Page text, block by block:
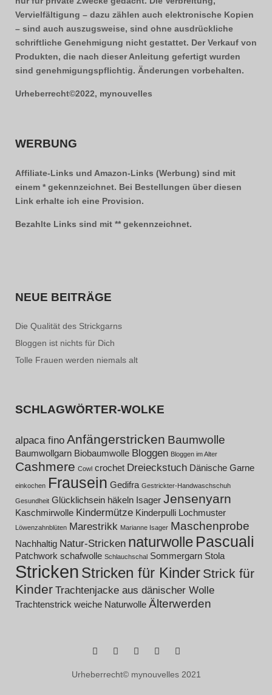
Vervielfältigung – dazu zählen auch elektronische Kopien
– sind auch auszugsweise, sind ohne ausdrückliche
schriftliche Genehmigung nicht gestattet. Der Verkauf von
Produkten, die nach dieser Anleitung gefertigt wurden
sind genehmigungspflichtig. Änderungen vorbehalten.
Urheberrecht©2022, mynouvelles
WERBUNG
Affiliate-Links und Amazon-Links (Werbung) sind mit
einem * gekennzeichnet. Bei Bestellungen über diesen
Link erhalte ich eine Provision.
Bezahlte Links sind mit ** gekennzeichnet.
NEUE BEITRÄGE
Die Qualität des Strickgarns
Bloggen ist nichts für Dich
Tolle Frauen werden niemals alt
SCHLAGWÖRTER-WOLKE
alpaca fino Anfängerstricken Baumwolle
Baumwollgarn Biobaumwolle Bloggen Bloggen im Alter
Cashmere Cowl crochet Dreieckstuch Dänische Garne
einkochen Frausein Gedifra Gestrickter-Handwaschschuh
Gesundheit Glücklichsein häkeln Isager Jensenyarn
Kaschmirwolle Kindermütze Kinderpulli Lochmuster
Löwenzahnblüten Marestrikk Marianne Isager Maschenprobe
Nachhaltig Natur-Stricken naturwolle Pascuali
Patchwork schafwolle Schlauchschal Sommergarn Stola
Stricken Stricken für Kinder Strick für
Kinder Trachtenjacke aus dänischer Wolle
Trachtenstrick weiche Naturwolle Älterwerden
facebookinstagramPinterestravelryRSS
Urheberrecht© mynouvelles 2021